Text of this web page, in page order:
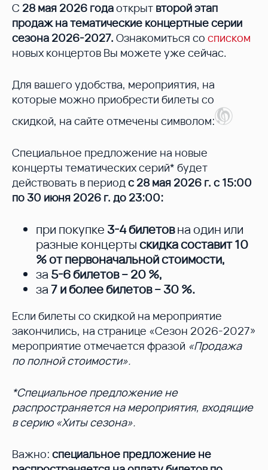
С 28 мая 2026 годаоткрыт второй этап
продаж на тематические концертные серии
сезона 2026-2027. Ознакомиться со списком
новых концертов Вы можете уже сейчас.
Для вашего удобства, мероприятия, на
которые можно приобрести билеты со
скидкой, на сайте отмечены символом:
Специальное предложение на новые
концерты тематических серий* будет
действовать в периодс 28 мая 2026 г. с 15:00
по 30 июня 2026 г. до 23:00:
при покупке 3-4 билетовна один или
разные концертыскидка составит 10
%от первоначальной стоимости,
за 5-6 билетов – 20 %,
за7 и более билетов – 30 %.
Если билеты со скидкой на мероприятие
закончились, на странице «Сезон 2026-2027»
мероприятие отмечается фразой «Продажа
по полной стоимости».
*Специальное предложение не
распространяется на мероприятия, входящие
в серию «Хиты сезона».
Важно: специальное предложение не